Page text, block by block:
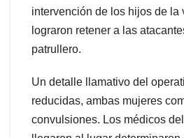
intervención de los hijos de la
lograron retener a las
patrullero.
Un detalle llamativo del
reducidas, ambas mujeres
convulsiones. Los médicos